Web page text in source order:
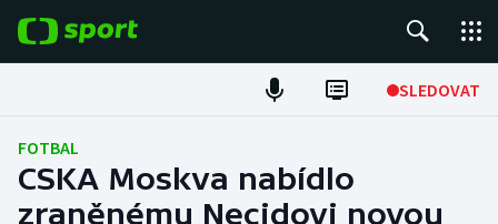
SLEDOVAT
Fotbal
Hokej
FOTBAL
CSKA Moskva nabídlo
zraněnému Necidovi novou